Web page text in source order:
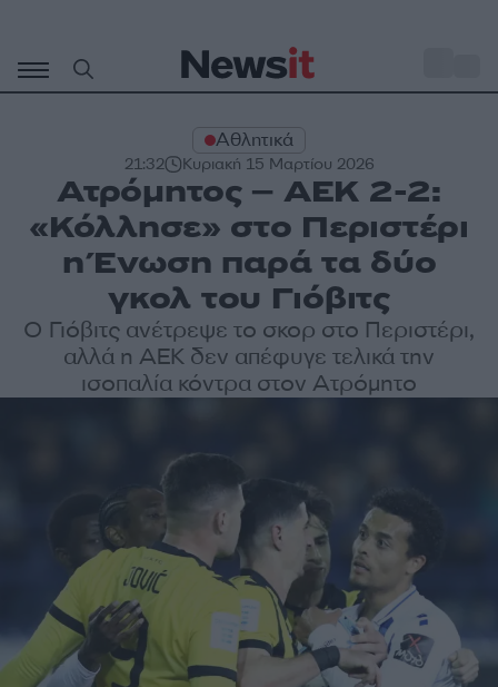
περιεχόμενο
Αθλητικά
21:32 Κυριακή 15 Μαρτίου 2026
Ατρόμητος – ΑΕΚ 2-2:
«Κόλλησε» στο Περιστέρι
η Ένωση παρά τα δύο
γκολ του Γιόβιτς
Ο Γιόβιτς ανέτρεψε το σκορ στο Περιστέρι,
αλλά η ΑΕΚ δεν απέφυγε τελικά την
ισοπαλία κόντρα στον Ατρόμητο